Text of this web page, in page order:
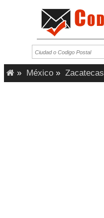
» México » Zacatecas